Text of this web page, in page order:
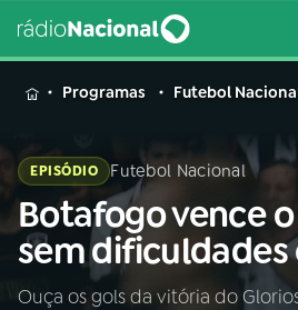
MENU
Buscar
na
Rádio
Nacional
Buscar
Programas Futebol
EPISÓDIO Futebol Nacional
Botafogo vence
sem dificuldades
Ouça os gols da vitória do